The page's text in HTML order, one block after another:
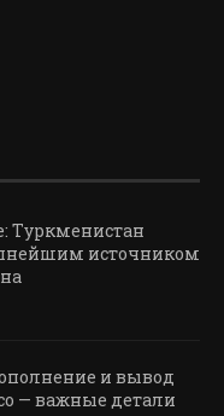
Туркменистан
источником
и вывод
— важные детали